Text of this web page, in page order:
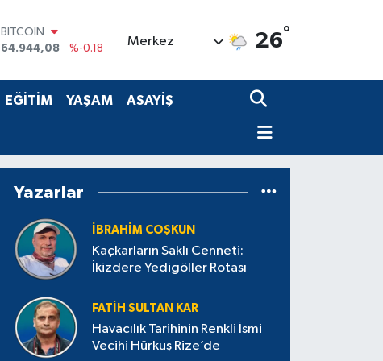
DOLAR
47,7436
%0.18
55,2510
%0.32
STERLİN
BITCOIN
Merkez 26°
EĞİTİM YAŞAM ASAYİŞ
Yazarlar
İBRAHIM COŞKUN
Kaçkarların Saklı Cenneti:
İkizdere Yedigöller Rotası
FATIH SULTAN KAR
Havacılık Tarihinin Renkli İsmi
Vecihi Hürkuş Rize’de